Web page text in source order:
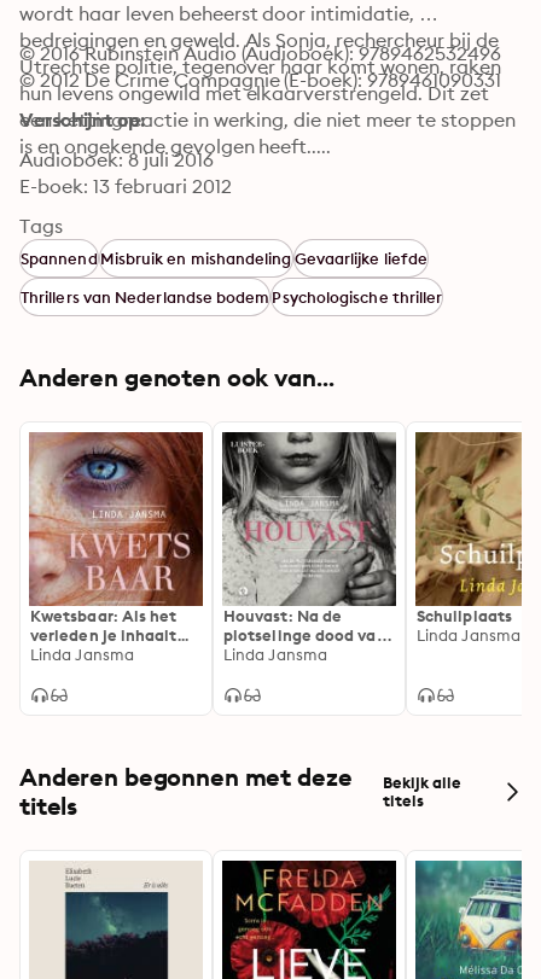
wordt haar leven beheerst door intimidatie,
bedreigingen en geweld. Als Sonja, rechercheur bij de
Utrechtse politie, tegenover haar komt wonen, raken
hun levens ongewild met elkaarverstrengeld. Dit zet
een kettingreactie in werking, die niet meer te stoppen
is en ongekende gevolgen heeft.....
© 2016 Rubinstein Audio (Audioboek): 9789462532496
© 2012 De Crime Compagnie (E-boek): 9789461090331
Verschijnt op:
Audioboek: 8 juli 2016
E-boek: 13 februari 2012
Tags
SpannendMisbruik en mishandelingGevaarlijke liefde
Thrillers van Nederlandse bodemPsychologische thriller
Anderen genoten ook van...
Kwetsbaar: Als het
verleden je inhaalt...
Linda Jansma
Houvast: Na de
plotselinge dood van
haar man komt Anouk
groot geheim had
Linda Jansma
Schuilplaats
Linda Jansma
Anderen begonnen met deze
titels
Bekijk alle
titels